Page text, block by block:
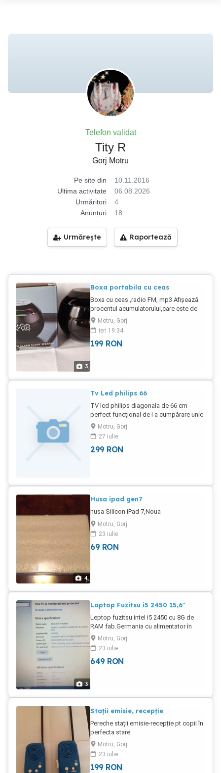
Telefon validat
Tity R
Gorj Motru
Pe site din
10.11.2016
Ultima activitate
06.08.2026
Urmăritori
4
Anunțuri
18
Urmărește Raportează
3
Boxa portabila cu ceas
Boxa cu ceas ,radio FM, mp3 Afișează
procentul acumulatorului,care este de
1400 mp
Motru, Gorj
ieri 19:34
199 RON
Tv Led philips 66
TV led philips diagonala de 66 cm
perfect funcțional de l a cumpărare unic
proprietar,ideal pt dormitor sau
bucătărie ca nou cu telecomanda
originală e tv mai scurt in banda nu
poate memora mai mult de 60 de canale
Motru, Gorj
27 iulie
299 RON
4
Husa ipad gen7
husa Silicon iPad 7,Noua
Motru, Gorj
23 iulie
69 RON
3
Laptop Fuzitsu i5 2450 15,6"
Leptop fuzitsu intel i5 2450 cu 8G de
RAM fab.Germania cu alimentator în
perfectă stare de funcționare . Windows
10 pro instalat.
Motru, Gorj
23 iulie
649 RON
Stații emisie, recepție
Pereche stații emisie-recepție pt copii în
perfecta stare.
Motru, Gorj
23 iulie
199 RON